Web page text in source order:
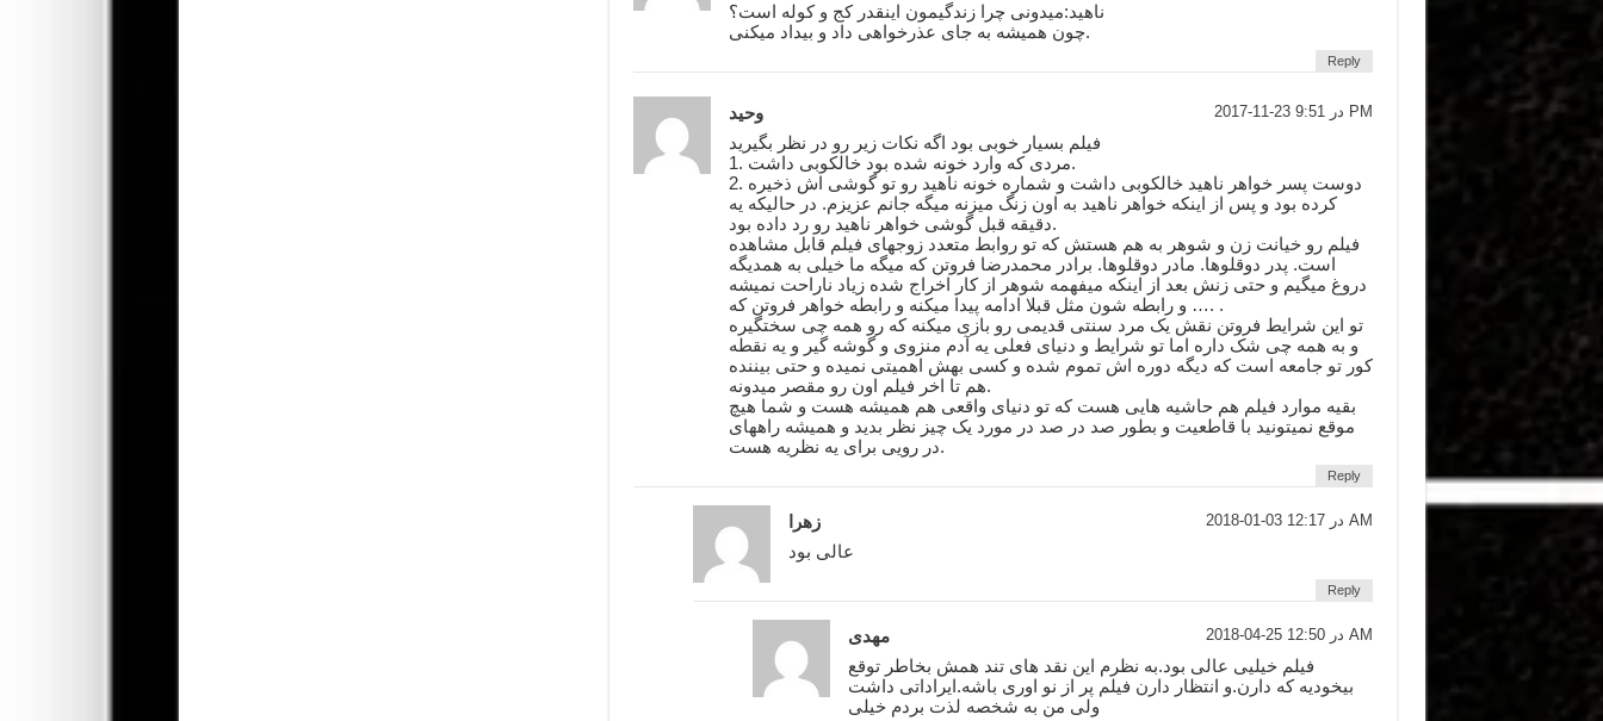
ناهید:میدونی چرا زندگیمون اینقدر کج و کوله است؟
چون همیشه به جای عذرخواهی داد و بیداد میکنی.
Reply
وحید 2017-11-23 در 9:51 PM
فیلم بسیار خوبی بود اگه نکات زیر رو در نظر بگیرید
1. مردی که وارد خونه شده بود خالکوبی داشت.
2. دوست پسر خواهر ناهید خالکوبی داشت و شماره خونه ناهید رو تو گوشی اش ذخیره
کرده بود و پس از اینکه خواهر ناهید به اون زنگ میزنه میگه جانم عزیزم. در حالیکه یه
دقیقه قبل گوشی خواهر ناهید رو رد داده بود.
فیلم رو خیانت زن و شوهر به هم هستش که تو روابط متعدد زوجهای فیلم قابل مشاهده
است. پدر دوقلوها. مادر دوقلوها. برادر محمدرضا فروتن که میگه ما خیلی به همدیگه
دروغ میگیم و حتی زنش بعد از اینکه میفهمه شوهر از کار اخراج شده زیاد ناراحت نمیشه
و رابطه شون مثل قبلا ادامه پیدا میکنه و رابطه خواهر فروتن که …. .
تو این شرایط فروتن نقش یک مرد سنتی قدیمی رو بازی میکنه که رو همه چی سختگیره
و به همه چی شک داره اما تو شرایط و دنیای فعلی یه آدم منزوی و گوشه گیر و یه نقطه
کور تو جامعه است که دیگه دوره اش تموم شده و کسی بهش اهمیتی نمیده و حتی بیننده
هم تا اخر فیلم اون رو مقصر میدونه.
بقیه موارد فیلم هم حاشیه هایی هست که تو دنیای واقعی هم همیشه هست و شما هیچ
موقع نمیتونید با قاطعیت و بطور صد در صد در مورد یک چیز نظر بدید و همیشه راههای
در رویی برای یه نظریه هست.
Reply
زهرا 2018-01-03 در 12:17 AM
عالی بود
Reply
مهدی 2018-04-25 در 12:50 AM
فیلم خیلیی عالی بود.به نظرم این نقد های تند همش بخاطر توقع
بیخودیه که دارن.و انتظار دارن فیلم پر از نو اوری باشه.ایراداتی داشت
ولی من به شخصه لذت بردم خیلی